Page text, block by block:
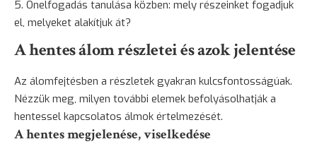
Önelfogadás tanulása közben: mely részeinket fogadjuk
el, melyeket alakítjuk át?
A hentes álom részletei és azok jelentése
Az álomfejtésben a részletek gyakran kulcsfontosságúak.
Nézzük meg, milyen további elemek befolyásolhatják a
hentessel kapcsolatos álmok értelmezését.
A hentes megjelenése, viselkedése